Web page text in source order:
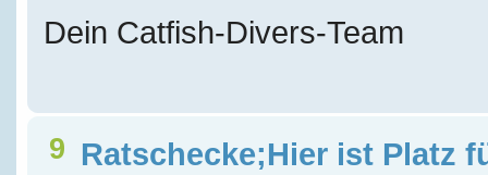
Dein Catfish-Divers-Team
9 Ratschecke;Hier ist Platz